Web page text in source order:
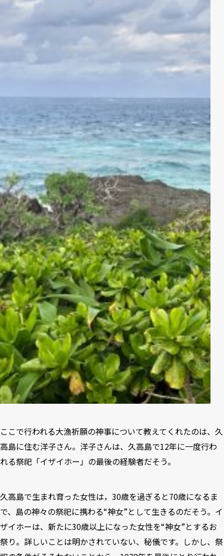
ここで行われる大漁祈願の神事について教えてくれたのは、久
高島に住む洋子さん。洋子さんは、久高島で12年に一度行わ
れる祭祀「イザイホー」の最後の経験者だそう。
久高島で生まれ育った女性は，30歳を過ぎると70歳になるま
で、島の神々の祭祀に携わる“神女”として生きるのだそう。イ
ザイホーは、新たに30歳以上になった女性を“神女”とするお
祭り。詳しいことは明かされていない、秘儀です。しかし、祭